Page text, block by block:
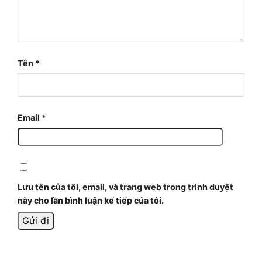
Tên *
Email *
Lưu tên của tôi, email, và trang web trong trình duyệt
này cho lần bình luận kế tiếp của tôi.